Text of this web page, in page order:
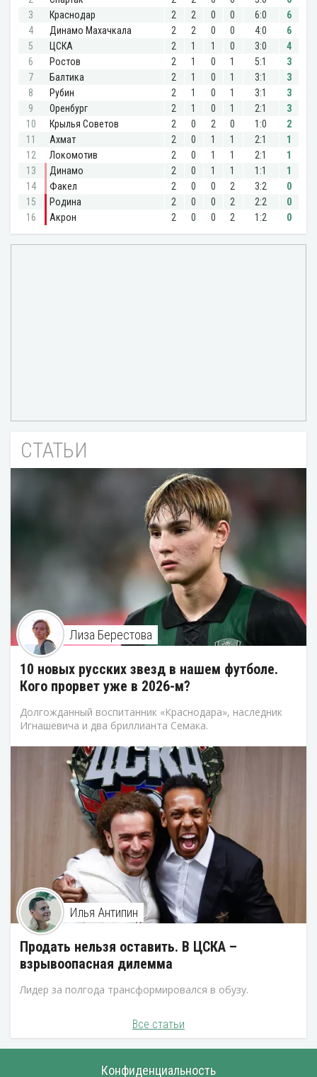
СТАТЬИ
Лиза Берестова
10 новых русских звезд в нашем футболе.
Кого прорвет уже в 2026-м?
Долгожданный воспитанник «Краснодара», наследник
Игнашевича и два бриллианта Семака.
Илья Антипин
Продать нельзя оставить. В ЦСКА –
взрывоопасная дилемма
Лидер за полгода трансформировался в обузу.
Все статьи
Конфиденциальность